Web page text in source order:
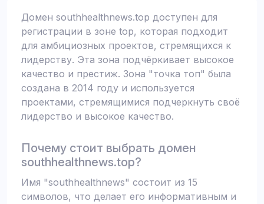
Домен southhealthnews.top доступен для
регистрации в зоне top, которая подходит
для амбициозных проектов, стремящихся к
лидерству. Эта зона подчёркивает высокое
качество и престиж. Зона "точка топ" была
создана в 2014 году и используется
проектами, стремящимися подчеркнуть своё
лидерство и высокое качество.
Почему стоит выбрать домен
southhealthnews.top?
Имя "southhealthnews" состоит из 15
символов, что делает его информативным и